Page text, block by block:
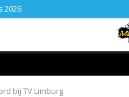
2026
bij TV Limburg